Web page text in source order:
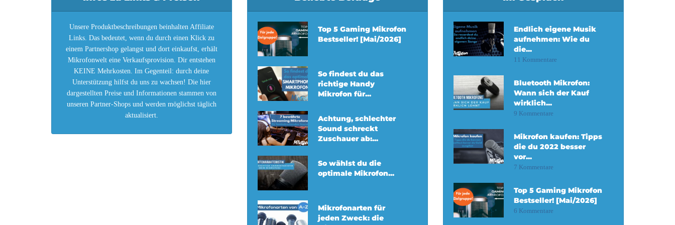
Unsere Produktbeschreibungen beinhalten Affiliate
Links. Das bedeutet, wenn du durch einen Klick zu
einem Partnershop gelangst und dort einkaufst, erhält
Mikrofonwelt eine Verkaufsprovision. Dir entstehen
KEINE Mehrkosten. Im Gegenteil: durch deine
Unterstützung hilfst du uns zu wachsen! Die hier
dargestellten Preise und Informationen stammen von
unseren Partner-Shops und werden möglichst täglich
aktualisiert.
Top 5 Gaming Mikrofon
Bestseller! [Mai/2026]
So findest du das
richtige Handy
Mikrofon für...
Achtung, schlechter
Sound schreckt
Zuschauer ab:...
So wählst du die
optimale Mikrofon...
Mikrofonarten für
jeden Zweck: die
Endlich eigene Musik
aufnehmen: Wie du
die...
11 Kommentare
Bluetooth Mikrofon:
Wann sich der Kauf
wirklich...
9 Kommentare
Mikrofon kaufen: Tipps
die du 2022 besser
vor...
7 Kommentare
Top 5 Gaming Mikrofon
Bestseller! [Mai/2026]
6 Kommentare